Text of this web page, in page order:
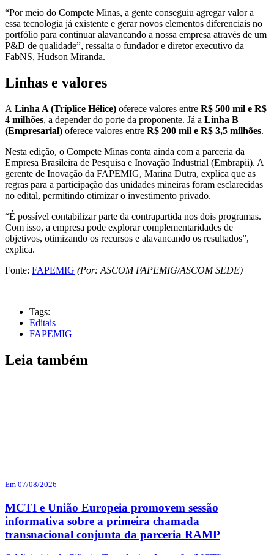
“Por meio do Compete Minas, a gente conseguiu agregar valor a
essa tecnologia já existente e gerar novos elementos diferenciais no
portfólio para continuar alavancando a nossa empresa através de um
P&D de qualidade”, ressalta o fundador e diretor executivo da
FabNS, Hudson Miranda.
Linhas e valores
A Linha A (Tríplice Hélice) oferece valores entre R$ 500 mil e R$
4 milhões, a depender do porte da proponente. Já a Linha B
(Empresarial) oferece valores entre R$ 200 mil e R$ 3,5 milhões.
Nesta edição, o Compete Minas conta ainda com a parceria da
Empresa Brasileira de Pesquisa e Inovação Industrial (Embrapii). A
gerente de Inovação da FAPEMIG, Marina Dutra, explica que as
regras para a participação das unidades mineiras foram esclarecidas
no edital, permitindo otimizar o investimento privado.
“É possível contabilizar parte da contrapartida nos dois programas.
Com isso, a empresa pode explorar complementaridades de
objetivos, otimizando os recursos e alavancando os resultados”,
explica.
Fonte: FAPEMIG (Por: ASCOM FAPEMIG/ASCOM SEDE)
Tags:
Editais
FAPEMIG
Leia também
Em 07/08/2026
MCTI e União Europeia promovem sessão
informativa sobre a primeira chamada
transnacional conjunta da parceria RAMP